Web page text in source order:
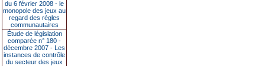
du 6 février 2008 - le
monopole des jeux au
regard des règles
communautaires
Étude de législation
comparée n° 180 -
décembre 2007 - Les
instances de contrôle
du secteur des jeux